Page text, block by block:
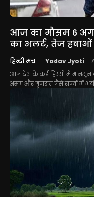
आज का मौसम 6
का अलर्ट, तेज
हिन्दी मंच Yadav Jyoti -
आज देश के कई हिस्सों में मानसून की
असम और गुजरात जैसे राज्यों में